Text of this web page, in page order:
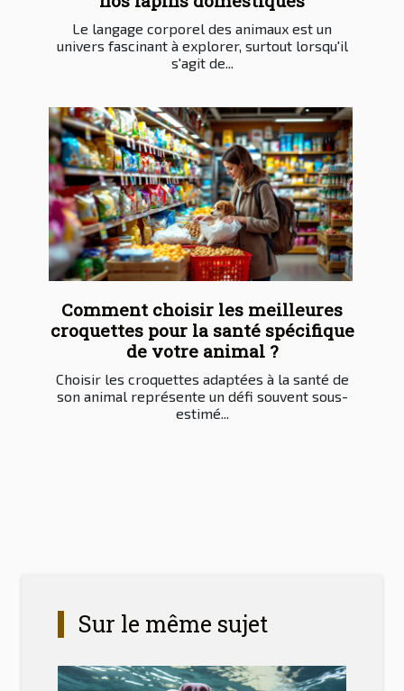
Le langage corporel des animaux est un
univers fascinant à explorer, surtout lorsqu'il
s'agit de...
Comment choisir les meilleures
croquettes pour la santé spécifique
de votre animal ?
Choisir les croquettes adaptées à la santé de
son animal représente un défi souvent sous-
estimé...
Sur le même sujet